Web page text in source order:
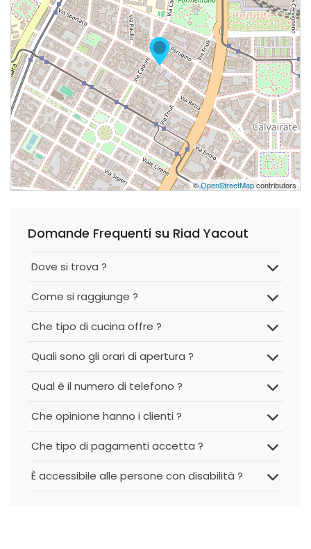
©OpenStreetMapcontributors
Domande Frequenti su Riad Yacout
Dove si trova ?
Come si raggiunge ?
Che tipo di cucina offre ?
Quali sono gli orari di apertura ?
Qual è il numero di telefono ?
Che opinione hanno i clienti ?
Che tipo di pagamenti accetta ?
È accessibile alle persone con disabilità ?